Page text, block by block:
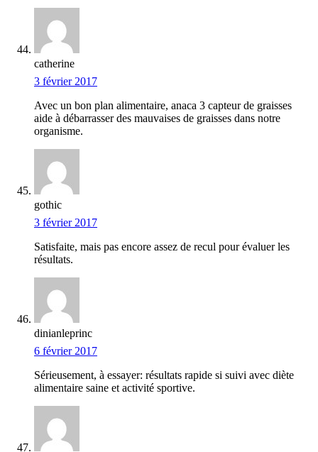
catherine
3 février 2017
Avec un bon plan alimentaire, anaca 3 capteur de graisses
aide à débarrasser des mauvaises de graisses dans notre
organisme.
gothic
3 février 2017
Satisfaite, mais pas encore assez de recul pour évaluer les
résultats.
dinianleprinc
6 février 2017
Sérieusement, à essayer: résultats rapide si suivi avec diète
alimentaire saine et activité sportive.